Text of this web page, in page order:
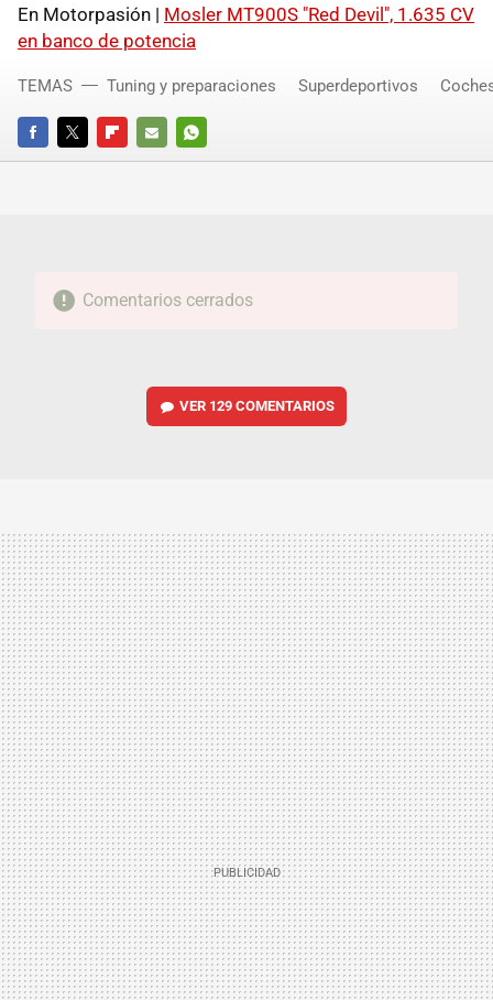
En Motorpasión | Mosler MT900S "Red Devil", 1.635 CV
en banco de potencia
FACEBOOKTWITTERFLIPBOARD
E-
WHATSAPP
TEMAS Tuning y preparaciones Superdeportivos
Comentarios cerrados
VER 129 COMENTARIOS